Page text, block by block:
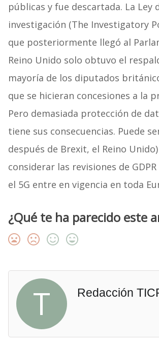
públicas y fue descartada. La Ley
investigación (The Investigatory
que posteriormente llegó al
Reino Unido solo obtuvo el
mayoría de los diputados
que se hicieran concesiones a la
Pero demasiada protección de
tiene sus consecuencias. Puede
después de Brexit, el Reino
considerar las revisiones de
el 5G entre en vigencia en toda
¿Qué te ha parecido este
T Redacción